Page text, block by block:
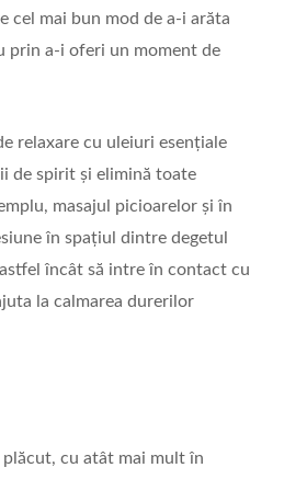
cel mai bun mod de a-i arăta
prin a-i oferi un moment de
relaxare cu uleiuri esențiale
de spirit și elimină toate
masajul picioarelor și în
în spațiul dintre degetul
încât să intre în contact cu
la calmarea durerilor
cu atât mai mult în